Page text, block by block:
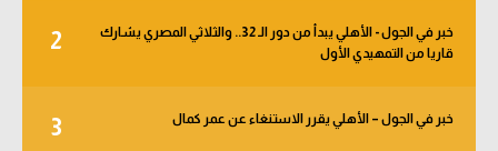
2
خبر في الجول - الأهلي يبدأ من دور الـ 32.. والثلاثي المصري يشارك
قاريا من التمهيدي الأول
3 خبر في الجول – الأهلي يقرر الاستنغاء عن عمر كمال